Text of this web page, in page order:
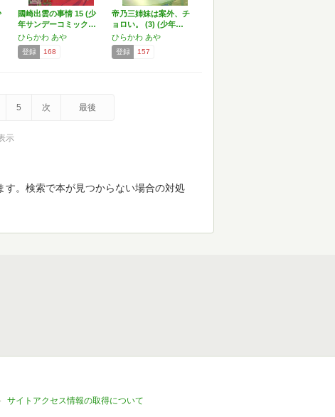
國崎出雲の事情 15 (少
年サンデーコミック…
ひらかわ あや
登録 168
帝乃三姉妹は案外、チ
ョロい。 (3) (少年…
ひらかわ あや
登録 157
5 次 最後
示
。検索で本が見つからない場合の対処
サイトアクセス情報の取得について